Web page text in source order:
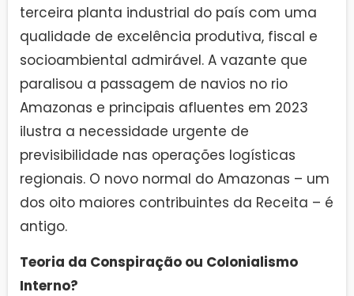
terceira planta industrial do país com uma
qualidade de excelência produtiva, fiscal e
socioambiental admirável. A vazante que
paralisou a passagem de navios no rio
Amazonas e principais afluentes em 2023
ilustra a necessidade urgente de
previsibilidade nas operações logísticas
regionais. O novo normal do Amazonas – um
dos oito maiores contribuintes da Receita – é
antigo.
Teoria da Conspiração ou Colonialismo
Interno?